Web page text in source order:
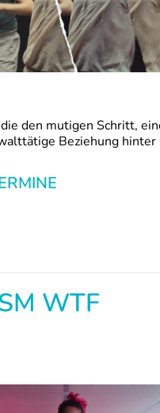
den mutigen Schritt,
Beziehung hinter
WTF